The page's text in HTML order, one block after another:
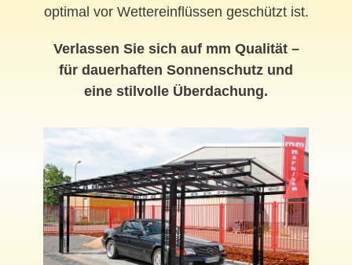
optimal vor Wettereinflüssen geschützt ist.
Verlassen Sie sich auf mm Qualität –
für dauerhaften Sonnenschutz und
eine stilvolle Überdachung.